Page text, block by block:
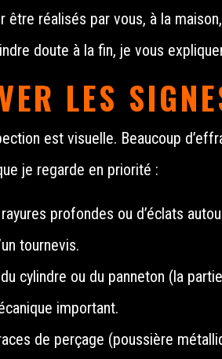
être réalisés par vous, à la
doute à la fin, je vous
LES
est visuelle. Beaucoup
je regarde en priorité :
profondes ou d’éclats
tournevis.
cylindre ou du panneton (la
important.
de perçage (poussière